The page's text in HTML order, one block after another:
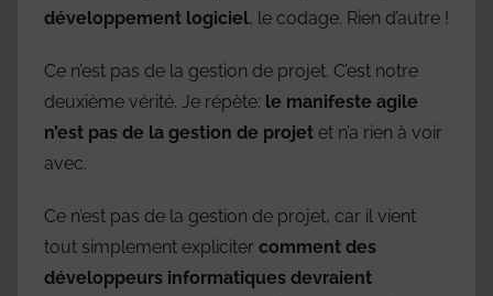
développement logiciel, le codage. Rien d’autre !
Ce n’est pas de la gestion de projet. C’est notre
deuxième vérité. Je répète: le manifeste agile
n’est pas de la gestion de projet et n’a rien à voir
avec.
Ce n’est pas de la gestion de projet, car il vient
tout simplement expliciter comment des
développeurs informatiques devraient